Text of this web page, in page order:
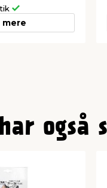
mere
også